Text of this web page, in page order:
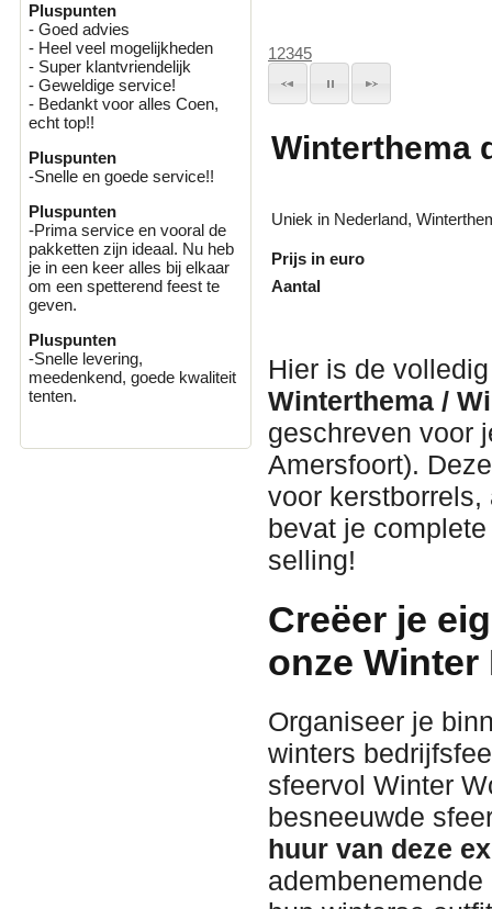
Pluspunten
- Goed advies
- Heel veel mogelijkheden
- Super klantvriendelijk
- Geweldige service!
- Bedankt voor alles Coen,
echt top!!
Pluspunten
-Snelle en goede service!!
Pluspunten
-Prima service en vooral de
pakketten zijn ideaal. Nu heb
je in een keer alles bij elkaar
om een spetterend feest te
geven.
Pluspunten
-Snelle levering,
meedenkend, goede kwaliteit
tenten.
12345
Winterthema
Uniek in Nederland,
Prijs in euro
Aantal
Hier is de
Winterthema /
geschreven voor
Amersfoort).
voor
bevat je
selling!
Creëer je
onze Winter
Organiseer je
winters
sfeervol Winter
besneeuwde
huur van deze